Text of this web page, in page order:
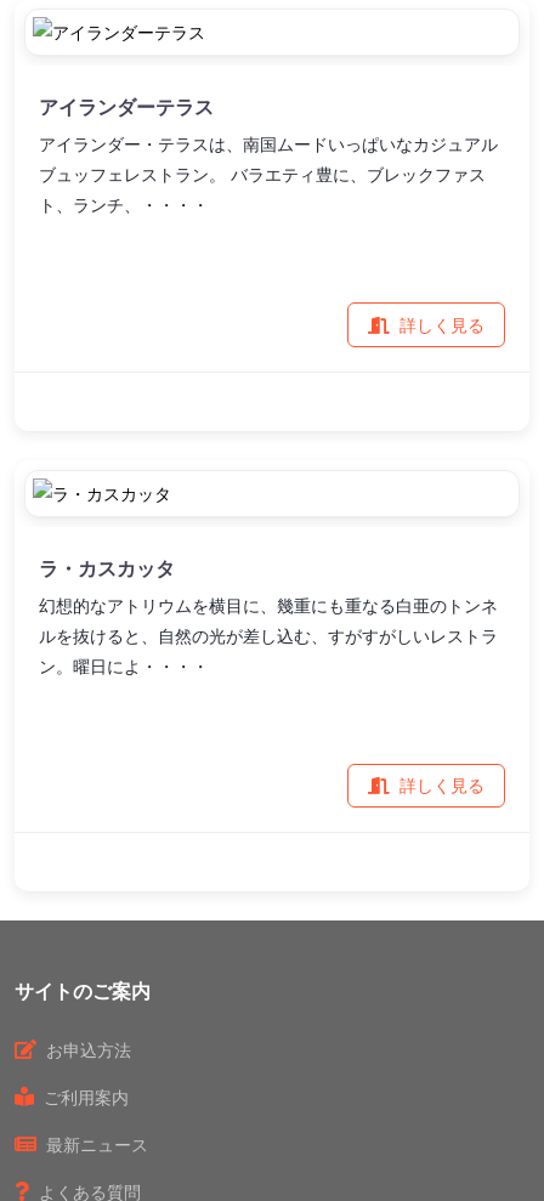
アイランダーテラス
アイランダー・テラスは、南国ムードいっぱいなカジュアル
ブュッフェレストラン。 バラエティ豊に、ブレックファス
ト、ランチ、・・・・
詳しく見る
ラ・カスカッタ
幻想的なアトリウムを横目に、幾重にも重なる白亜のトンネ
ルを抜けると、自然の光が差し込む、すがすがしいレストラ
ン。曜日によ・・・・
詳しく見る
サイトのご案内
お申込方法
ご利用案内
最新ニュース
よくある質問